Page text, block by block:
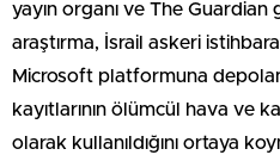
yayın organı ve The
araştırma, İsrail askeri
Microsoft platformuna
kayıtlarının ölümcül hava ve
olarak kullanıldığını ortaya